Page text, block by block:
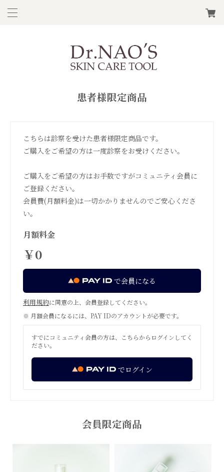
患者様限定商品
こちらは診察を受けた患者様限定商品です。
ご購入をご希望の方は一度診察をお受けください。
ご購入をご希望の方はお手数ですがコミュニティ会員に
ご登録ください。
会員費(月額料金)は一切かかりませんのでご安心くださ
い。
月額料金
￥0
で会員になる
利用規約に同意の上、会員登録してください。
※ 月額会員になるには、PAY IDのアカウントが必要です。
すでにコミュニティ会員の方は、こちらからログインしてく
ださい。
でログイン
会員限定商品